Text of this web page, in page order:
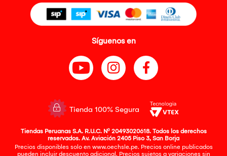
Síguenos en
Tienda 100% Segura
Tiendas Peruanas S.A. R.U.C. Nº 20493020618. Todos los derechos
reservados. Av. Aviación 2405 Piso 3, San Borja
Precios disponibles solo en www.oechsle.pe. Precios online publicados
pueden incluir descuento adicional. Precios sujetos a variaciones sin